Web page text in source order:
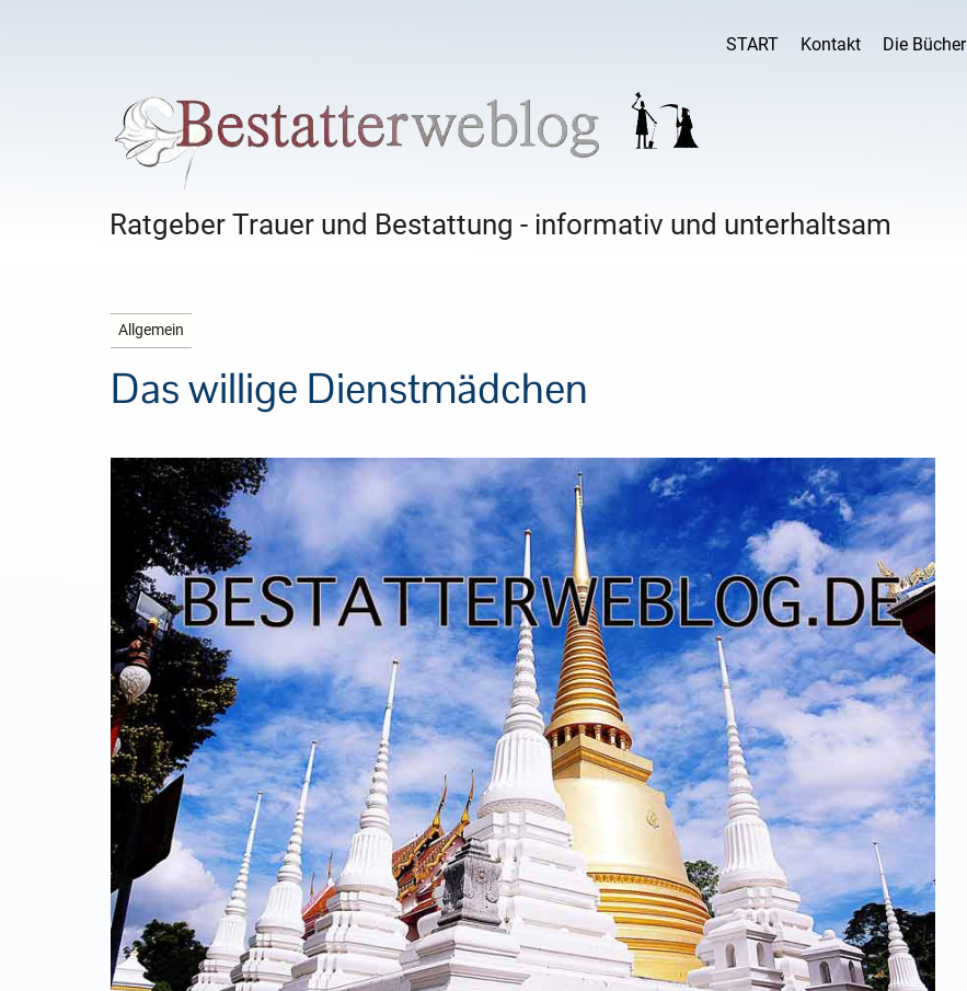
START Kontakt Die Bücher
Ratgeber Trauer und Bestattung - informativ und unterhaltsam
Allgemein
Das willige Dienstmädchen